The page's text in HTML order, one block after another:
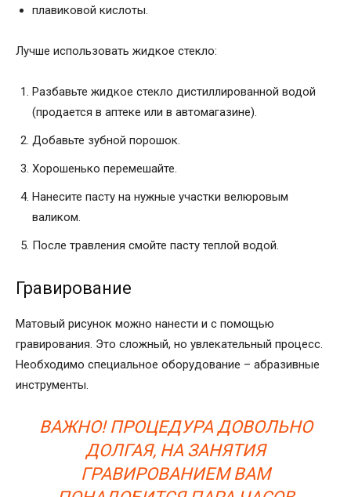
плавиковой кислоты.
Лучше использовать жидкое стекло:
Разбавьте жидкое стекло дистиллированной водой
(продается в аптеке или в автомагазине).
Добавьте зубной порошок.
Хорошенько перемешайте.
Нанесите пасту на нужные участки велюровым
валиком.
После травления смойте пасту теплой водой.
Гравирование
Матовый рисунок можно нанести и с помощью
гравирования. Это сложный, но увлекательный процесс.
Необходимо специальное оборудование – абразивные
инструменты.
ВАЖНО! ПРОЦЕДУРА ДОВОЛЬНО
ДОЛГАЯ, НА ЗАНЯТИЯ
ГРАВИРОВАНИЕМ ВАМ